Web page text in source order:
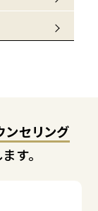
セリング
す。